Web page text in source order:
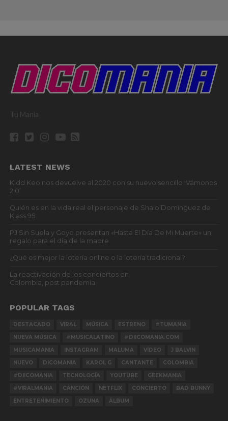
Tu Mania
LATEST NEWS
Kidd Keo nos devuelve al 2020 con su nuevo sencillo ‘Vámonos
2.0’
Quién es en la vida real el personaje de Shaio Dominguez de
Klass 95
PJ Sin Suela y Goyo presentan «Hasta El Día De Mi Muerte» un
regalo para el día de la madre
¿Qué es mejor la lotería online o la lotería tradicional?
La reactivación de los conciertos en
Colombia, post pandemia
POPULAR TAGS
DESTACADO VIRAL MÚSICA ESTRENO
#TUMANIA
NUEVA MÚSICA
#MUSICALATINO
#DIICOMANIA.COM
MUSICAMANIA
INSTAGRAM MALUMA VÍDEO
J BALVIN
NUEVO
DICOMANIA KAROL G CANTANTE
COLOMBIA
#DIICOMANIA
TECNOLOGÍA YOUTUBE
GEEKMANIA
#VIRALMANIA
CANCIÓN NETFLIX CONCIERTO
BAD BUNNY
ENTRETENIMIENTO
OZUNA ÁLBUM